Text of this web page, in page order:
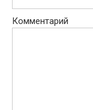
Комментарий